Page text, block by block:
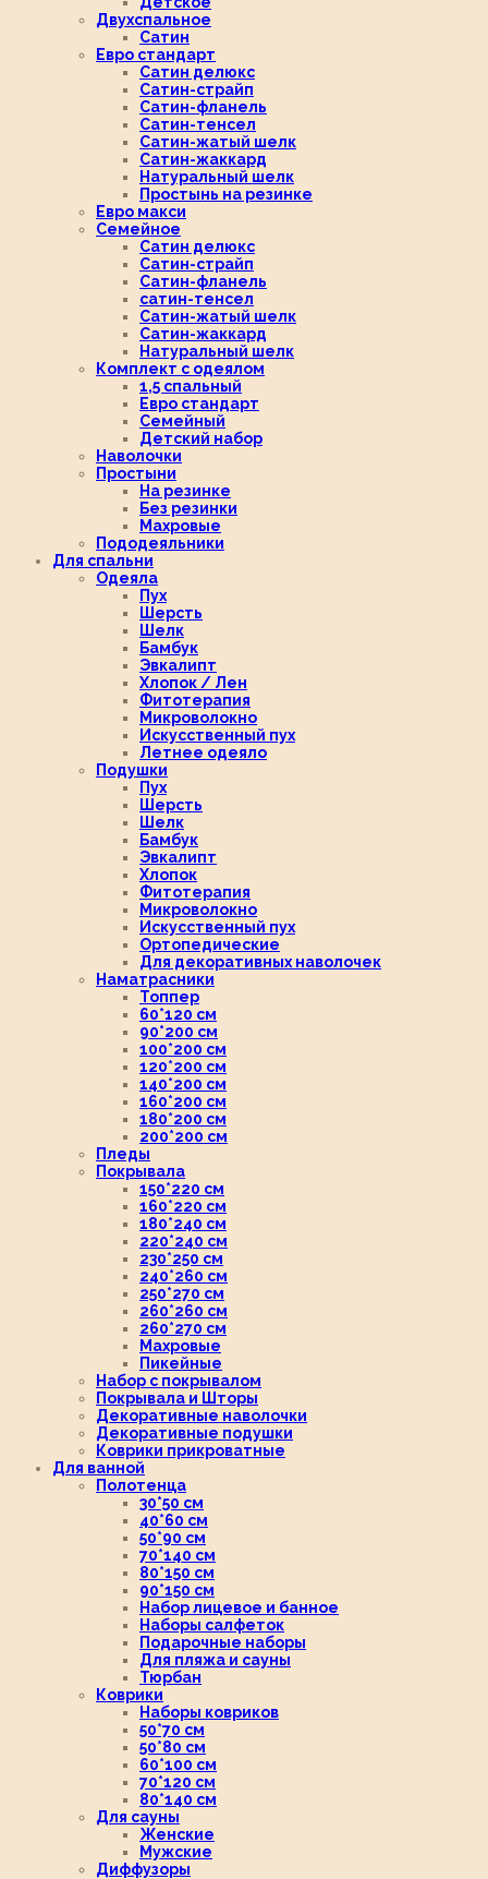
Двухспальное
Сатин
Евро стандарт
Сатин делюкс
Сатин-страйп
Сатин-фланель
Сатин-тенсел
Сатин-жатый шелк
Сатин-жаккард
Натуральный шелк
Простынь на резинке
Евро макси
Семейное
Сатин делюкс
Сатин-страйп
Сатин-фланель
сатин-тенсел
Сатин-жатый шелк
Сатин-жаккард
Натуральный шелк
Комплект с одеялом
1,5 спальный
Евро стандарт
Семейный
Детский набор
Наволочки
Простыни
На резинке
Без резинки
Махровые
Пододеяльники
Для спальни
Одеяла
Пух
Шерсть
Шелк
Бамбук
Эвкалипт
Хлопок / Лен
Фитотерапия
Микроволокно
Искусственный пух
Летнее одеяло
Подушки
Пух
Шерсть
Шелк
Бамбук
Эвкалипт
Хлопок
Фитотерапия
Микроволокно
Искусственный пух
Ортопедические
Для декоративных наволочек
Наматрасники
Топпер
60*120 см
90*200 см
100*200 см
120*200 см
140*200 см
160*200 см
180*200 см
200*200 см
Пледы
Покрывала
150*220 см
160*220 см
180*240 см
220*240 см
230*250 см
240*260 см
250*270 см
260*260 см
260*270 см
Махровые
Пикейные
Набор с покрывалом
Покрывала и Шторы
Декоративные наволочки
Декоративные подушки
Коврики прикроватные
Для ванной
Полотенца
30*50 см
40*60 см
50*90 см
70*140 см
80*150 см
90*150 см
Набор лицевое и банное
Наборы салфеток
Подарочные наборы
Для пляжа и сауны
Тюрбан
Коврики
Наборы ковриков
50*70 см
50*80 см
60*100 см
70*120 см
80*140 см
Для сауны
Женские
Мужские
Диффузоры